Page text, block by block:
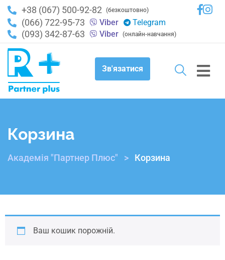
+38 (067) 500-92-82 (безкоштовно)
(066) 722-95-73 Viber Telegram
(093) 342-87-63 Viber (онлайн-навчання)
Зв'язатися
Корзина
Академія "Партнер Плюс" > Корзина
Ваш кошик порожній.